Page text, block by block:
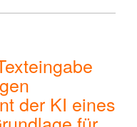
der KI eines